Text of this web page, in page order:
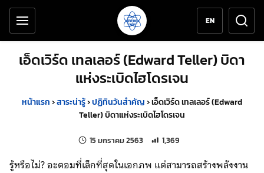
ข้ามไปยังเนื้อหาหลัก
เครื่องมือช่วยเหลือ
EN
เอ็ดเวิร์ด เทลเลอร์ (Edward Teller) บิดา
แห่งระเบิดไฮโดรเจน
หน้าแรก›สาระน่ารู้›ปฏิทินวันสำคัญ›เอ็ดเวิร์ด เทลเลอร์ (Edward
Teller) บิดาแห่งระเบิดไฮโดรเจน
15 มกราคม 2563 แก้ไขล่าสุดเมื่อ:
จำนวนการเข้าชม 1,369 ครั้ง
1,369
รู้หรือไม่? อะตอมที่เล็กที่สุดในเอกภพ แต่สามารถสร้างพลังงาน